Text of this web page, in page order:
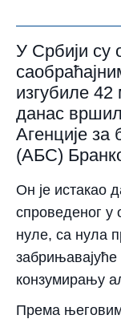
У Србији су
изгубиле 42
данас
Агенције за
(АБС)
Он је истакао
спроведеног у
нуле, са нула
забрињавајуће
конзумирању
Према